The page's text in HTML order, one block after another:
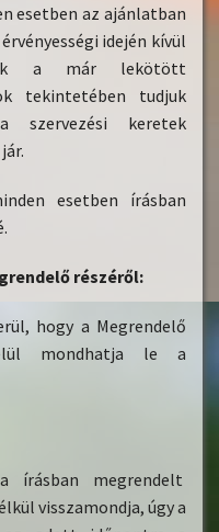
esetben az ajánlatban
idején kívül
a már lekötött
tekintetében tudjuk
szervezési keretek
esetben írásban
részéről:
hogy a Megrendelő
mondhatja le a
írásban megrendelt
visszamondja, úgy a